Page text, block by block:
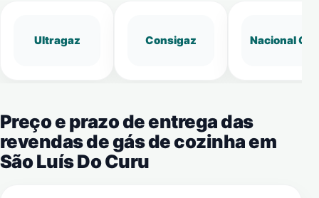
Ultragaz Consigaz Nacional Gás
Preço e prazo de entrega das
revendas de gás de cozinha em
São Luís Do Curu